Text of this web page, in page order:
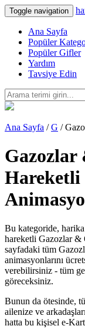
Toggle navigation
Ana Sayfa
Popüler
Popüler Gifler
Yardım
Tavsiye Edin
Ana Sayfa /G /
Gazozlar
Bu kategoride,
hareketli Gazozlar &
sayfadaki tüm
animasyonlarını
verebilirsiniz - tüm
göreceksiniz.
Bunun da ötesinde,
ailenize ve
hatta bu kişisel e-